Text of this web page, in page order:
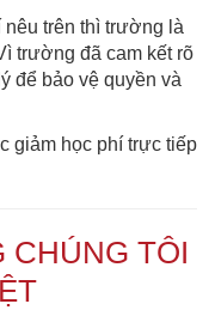
nêu trên thì trường là
trường đã cam kết rõ
để bảo vệ quyền và
giảm học phí trực tiếp
TÔI